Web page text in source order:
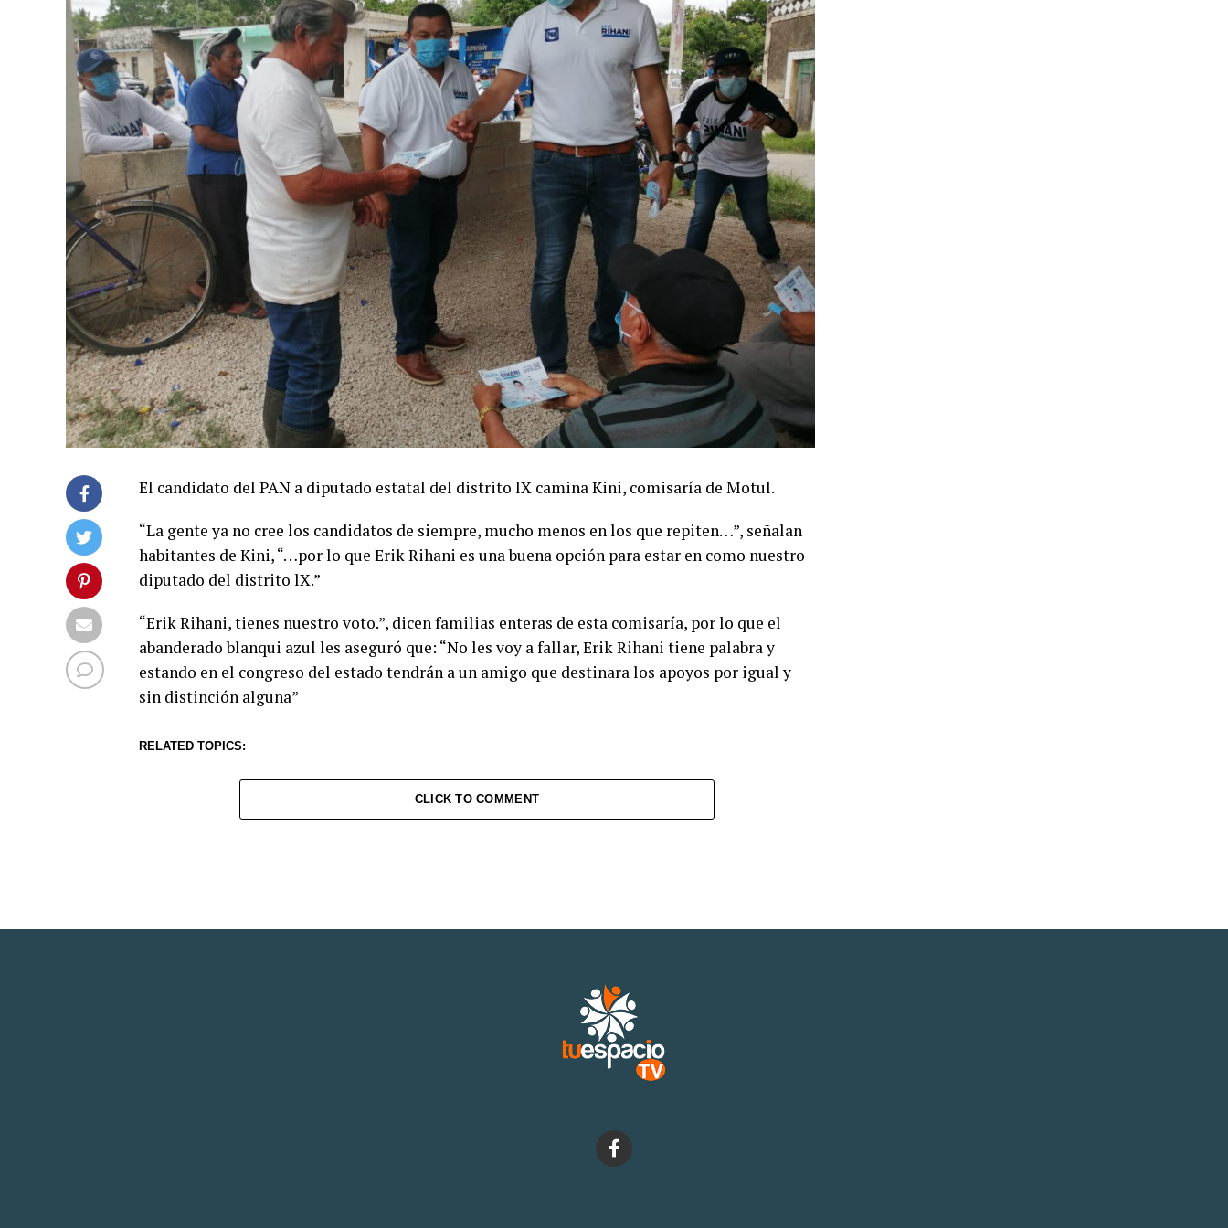
El candidato del PAN a diputado estatal del distrito lX camina Kini, comisaría de Motul.
“La gente ya no cree los candidatos de siempre, mucho menos en los que repiten…”, señalan
habitantes de Kini, “…por lo que Erik Rihani es una buena opción para estar en como nuestro
diputado del distrito lX.”
“Erik Rihani, tienes nuestro voto.”, dicen familias enteras de esta comisaría, por lo que el
abanderado blanqui azul les aseguró que: “No les voy a fallar, Erik Rihani tiene palabra y
estando en el congreso del estado tendrán a un amigo que destinara los apoyos por igual y
sin distinción alguna”
RELATED TOPICS:
CLICK TO COMMENT